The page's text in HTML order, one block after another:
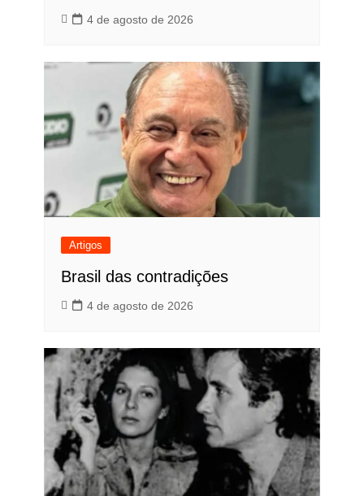
4 de agosto de 2026
Artigos
Brasil das contradições
4 de agosto de 2026